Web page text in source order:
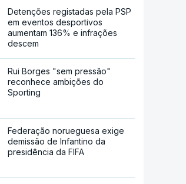
Detenções registadas pela PSP
em eventos desportivos
aumentam 136% e infrações
descem
Rui Borges "sem pressão"
reconhece ambições do
Sporting
Federação norueguesa exige
demissão de Infantino da
presidência da FIFA